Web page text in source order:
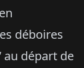
déboires
au départ de